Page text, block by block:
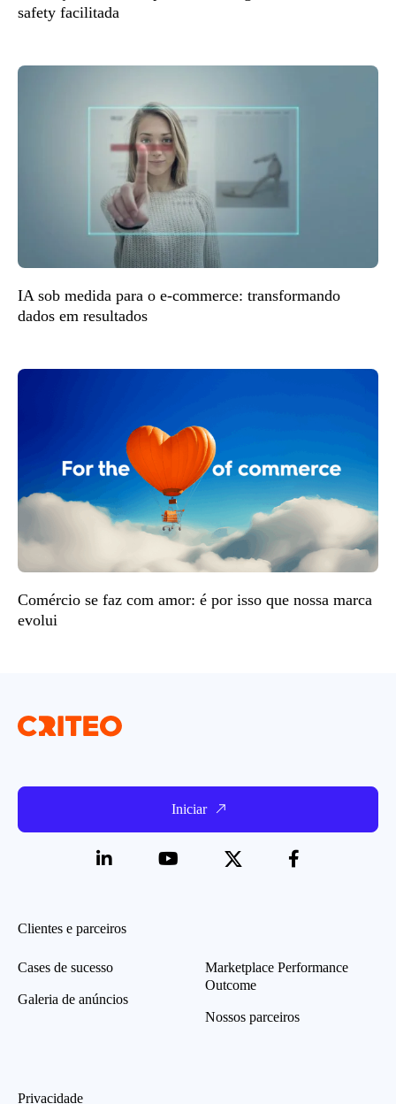
safety facilitada
IA sob medida para o e-commerce: transformando
dados em resultados
Comércio se faz com amor: é por isso que nossa marca
evolui
Iniciar
Clientes e parceiros
Cases de sucesso
Galeria de anúncios
Marketplace Performance
Outcome
Nossos parceiros
Privacidade